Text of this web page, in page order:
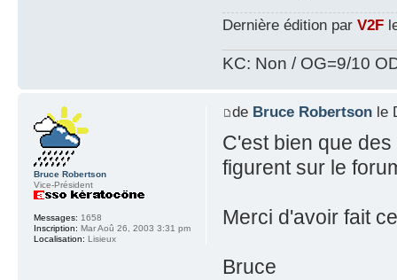
Dernière édition par V2F
KC: Non / OG=9/10
de Bruce Robertsonle
C'est bien que
figurent sur le
Merci d'avoir fait
Bruce
Bruce Robertson
Vice-Président
Messages: 1658
Inscription: Mar Aoû 26, 2003 3:31 pm
Localisation: Lisieux